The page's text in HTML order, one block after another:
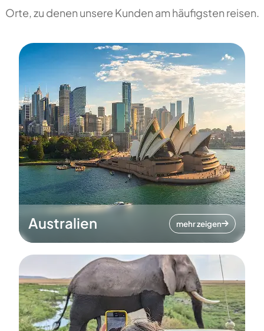
Orte, zu denen unsere Kunden am häufigsten reisen.
Australien mehr zeigen